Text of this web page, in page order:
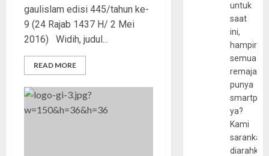
gaulislam edisi 445/tahun ke-
9 (24 Rajab 1437 H/ 2 Mei
2016) Widih, judul...
READ MORE
untuk
saat
ini,
hampir
semua
remaja
punya
ya?
Kami
sarankan,
diarahkan